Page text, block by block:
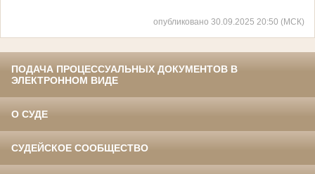
опубликовано 30.09.2025 20:50 (МСК)
ПОДАЧА ПРОЦЕССУАЛЬНЫХ ДОКУМЕНТОВ В
ЭЛЕКТРОННОМ ВИДЕ
О СУДЕ
СУДЕЙСКОЕ СООБЩЕСТВО